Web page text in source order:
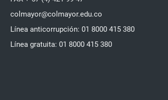
colmayor@colmayor.edu.co
Línea anticorrupción: 01 8000 415 380
Línea gratuita: 01 8000 415 380